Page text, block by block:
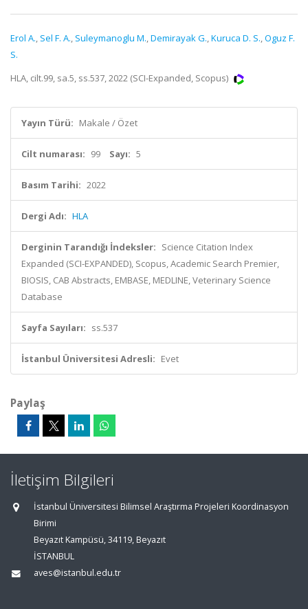
Erol A., Sel F. A., Suleymanoglu M.,Demirayak G.,Kuruca D. S.,Oguz F.
S.
HLA, cilt.99, sa.5, ss.537, 2022 (SCI-Expanded, Scopus)
Yayın Türü: Makale / Özet
Cilt numarası: 99 Sayı: 5
Basım Tarihi: 2022
Dergi Adı: HLA
Derginin Tarandığı İndeksler: Science Citation Index
Expanded (SCI-EXPANDED), Scopus, Academic Search Premier,
BIOSIS, CAB Abstracts, EMBASE, MEDLINE, Veterinary Science
Database
Sayfa Sayıları: ss.537
İstanbul Üniversitesi Adresli: Evet
Paylaş
İletişim Bilgileri
İstanbul Üniversitesi Bilimsel Araştırma Projeleri Koordinasyon
Birimi
Beyazıt Kampüsü, 34119, Beyazıt
İSTANBUL
aves@istanbul.edu.tr